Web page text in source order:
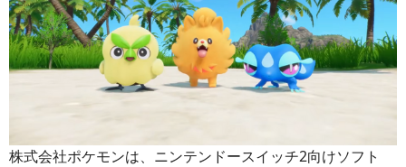
株式会社ポケモンは、ニンテンドースイッチ2向けソフト